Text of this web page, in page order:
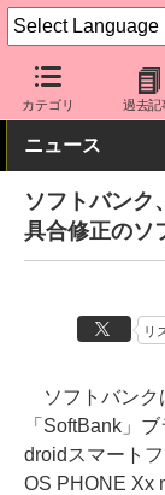
カテゴリ 過去記
ケータイ Watch
ニュース
ソフトバンク
具合修正のソ
リ
ソフトバンク
「SoftBank」
droidスマート
OS PHONE Xx